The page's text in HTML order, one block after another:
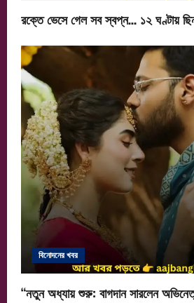
রক্তে ভেসে গেল সব স্বপ্ন… ১২ ঘণ্টায়
বিনোদনের খবর
“নতুন অধ্যায় শুরু: বাগদান সারলেন